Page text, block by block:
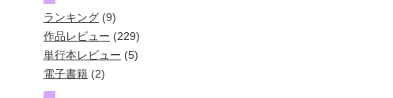
ランキング (9)
作品レビュー (229)
単行本レビュー (5)
電子書籍 (2)